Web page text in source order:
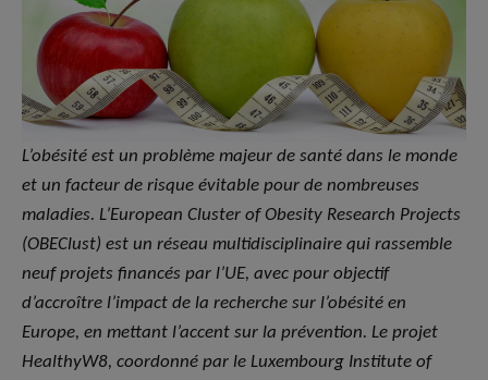
L’obésité est un problème majeur de santé dans le monde
et un facteur de risque évitable pour de nombreuses
maladies. L’European Cluster of Obesity Research Projects
(OBEClust) est un réseau multidisciplinaire qui rassemble
neuf projets financés par l’UE, avec pour objectif
d’accroître l’impact de la recherche sur l’obésité en
Europe, en mettant l’accent sur la prévention. Le projet
HealthyW8, coordonné par le Luxembourg Institute of